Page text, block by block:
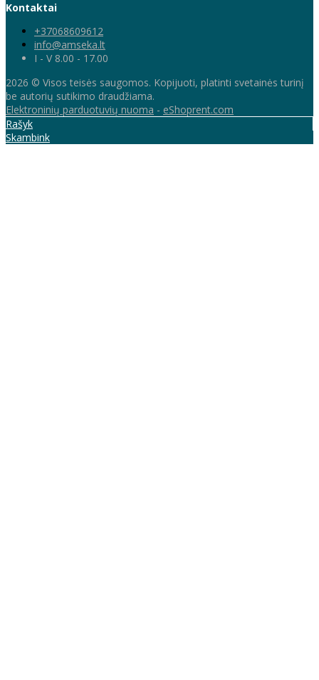
Kontaktai
+37068609612
info@amseka.lt
I - V 8.00 - 17.00
2026 © Visos teisės saugomos. Kopijuoti, platinti svetainės turinį
be autorių sutikimo draudžiama.
Elektroninių parduotuvių nuoma - eShoprent.com
Rašyk
Skambink